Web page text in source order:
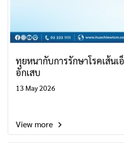
ทุยหนากับการรักษาโรคเส้น
อักเสบ
13 May 2026
View more